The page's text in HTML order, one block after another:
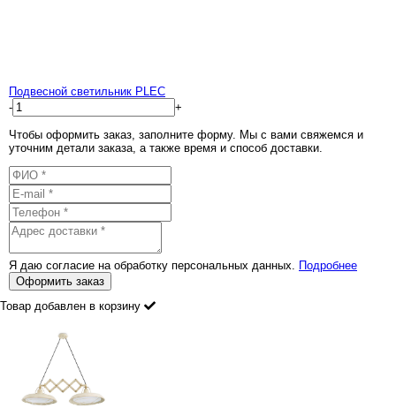
Подвесной светильник PLEC
-
+
Чтобы оформить заказ, заполните форму. Мы с вами свяжемся и
уточним детали заказа, а также время и способ доставки.
Я даю согласие на обработку персональных данных. Подробнее
Оформить заказ
Товар добавлен в корзину